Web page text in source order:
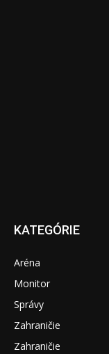
KATEGÓRIE
Aréna
Monitor
Správy
Zahraničie
Zahraničie